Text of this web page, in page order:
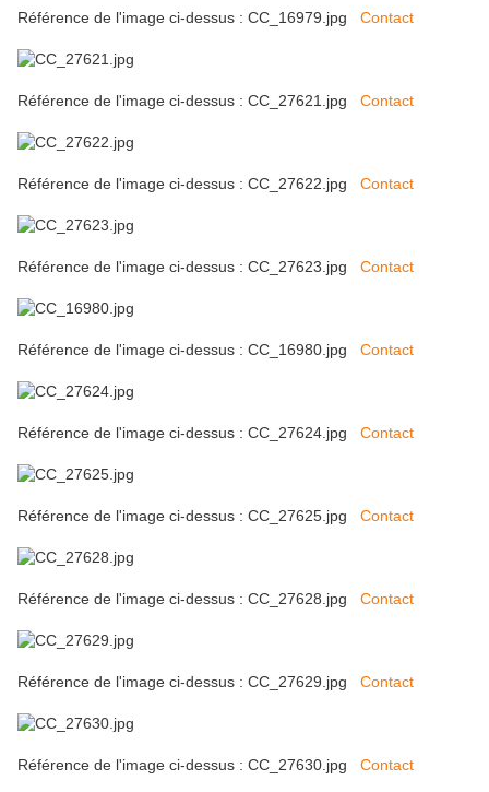
Référence de l'image ci-dessus : CC_16979.jpg Contact
Référence de l'image ci-dessus : CC_27621.jpg Contact
Référence de l'image ci-dessus : CC_27622.jpg Contact
Référence de l'image ci-dessus : CC_27623.jpg Contact
Référence de l'image ci-dessus : CC_16980.jpg Contact
Référence de l'image ci-dessus : CC_27624.jpg Contact
Référence de l'image ci-dessus : CC_27625.jpg Contact
Référence de l'image ci-dessus : CC_27628.jpg Contact
Référence de l'image ci-dessus : CC_27629.jpg Contact
Référence de l'image ci-dessus : CC_27630.jpg Contact